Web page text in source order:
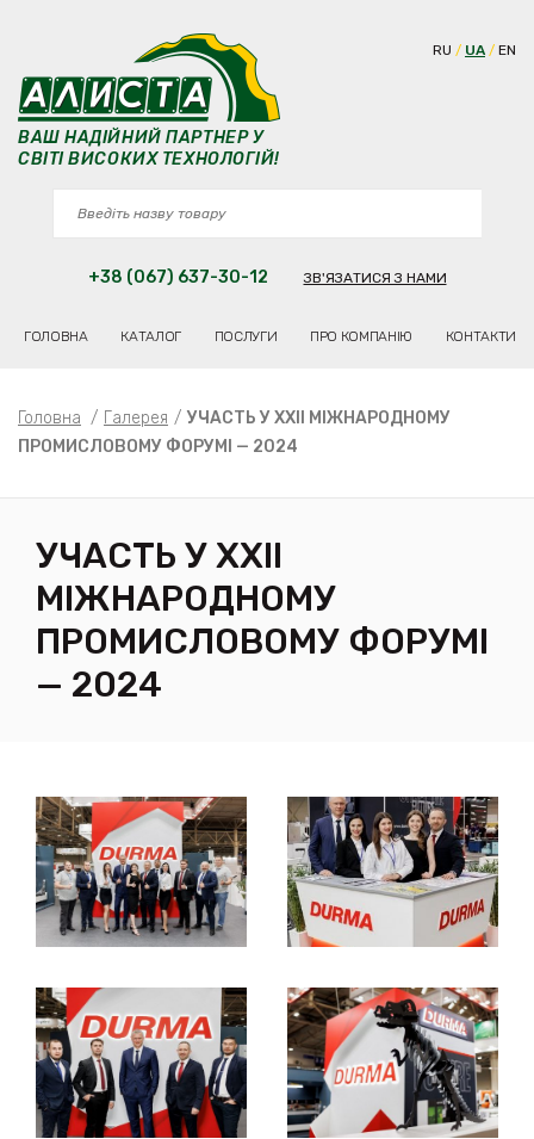
RU UA EN
ВАШ НАДІЙНИЙ ПАРТНЕР У
СВІТІ ВИСОКИХ ТЕХНОЛОГІЙ!
+38 (067) 637-30-12 ЗВ'ЯЗАТИСЯ З НАМИ
ГОЛОВНА КАТАЛОГ ПОСЛУГИ ПРО КОМПАНІЮ КОНТАКТИ
Головна / Галерея / УЧАСТЬ У ХХIІ МІЖНАРОДНОМУ
ПРОМИСЛОВОМУ ФОРУМІ — 2024
УЧАСТЬ У ХХIІ
МІЖНАРОДНОМУ
ПРОМИСЛОВОМУ ФОРУМІ
— 2024